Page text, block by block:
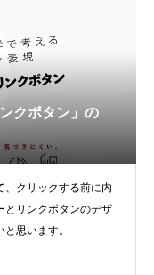
クボタン」の
、クリックする前に内
とリンクボタンのデザ
思います。